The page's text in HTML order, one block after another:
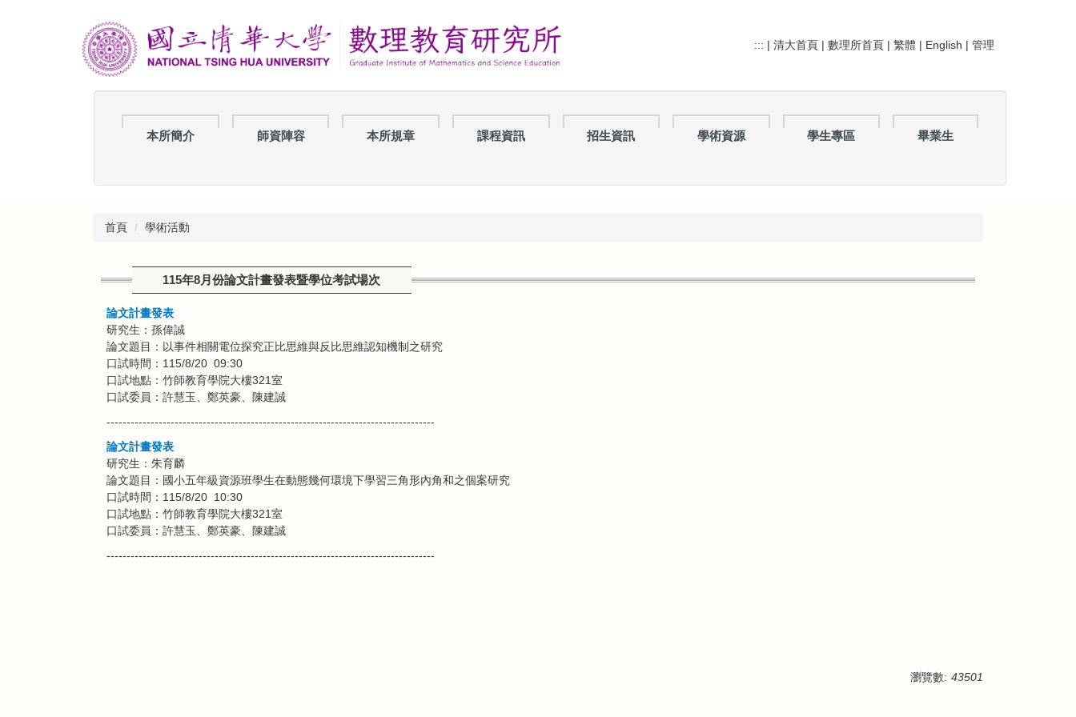
::: | 清大首頁 | 數理所首頁 | 繁體 | English | 管理
本所簡介 師資陣容 本所規章 課程資訊 招生資訊 學術資源 學生專區 畢業生
首頁 學術活動
115年8月份論文計畫發表暨學位考試場次
論文計畫發表
研究生：孫偉誠
論文題目：以事件相關電位探究正比思維與反比思維認知機制之研究
口試時間：115/8/20 09:30
口試地點：竹師教育學院大樓321室
口試委員：許慧玉、鄭英豪、陳建誠
----------------------------------------------------------------------------------
論文計畫發表
研究生：朱育麟
論文題目：國小五年級資源班學生在動態幾何環境下學習三角形內角和之個案研究
口試時間：115/8/20 10:30
口試地點：竹師教育學院大樓321室
口試委員：許慧玉、鄭英豪、陳建誠
----------------------------------------------------------------------------------
瀏覽數: 43501